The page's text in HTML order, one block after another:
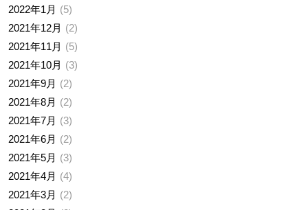
2022年1月
5
2021年12月
2
2021年11月
5
2021年10月
3
2021年9月
2
2021年8月
2
2021年7月
3
2021年6月
2
2021年5月
3
2021年4月
4
2021年3月
2